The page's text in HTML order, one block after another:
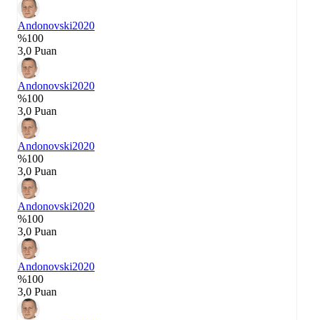
Andonovski2020
%100
3,0 Puan
Andonovski2020
%100
3,0 Puan
Andonovski2020
%100
3,0 Puan
Andonovski2020
%100
3,0 Puan
Andonovski2020
%100
3,0 Puan